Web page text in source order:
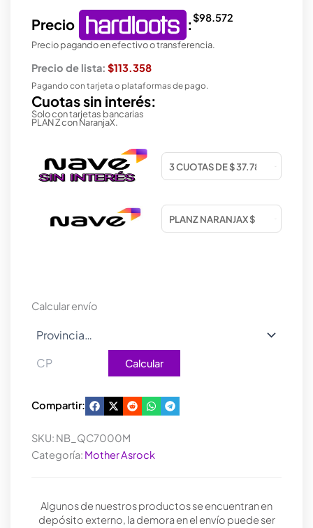
Precio :$98.572
Precio pagando en efectivo o transferencia.
Precio de lista: $113.358
Pagando con tarjeta o plataformas de pago.
Cuotas sin interés:
Solo con tarjetas bancarias
PLAN Z con NaranjaX.
Calcular envío
Calcular
Compartir:
SKU: NB_QC7000M
Categoría: Mother Asrock
Algunos de nuestros productos se encuentran en
depósito externo, la demora en el envío puede ser